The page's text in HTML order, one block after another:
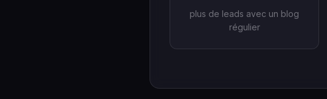
plus de leads avec un blog
régulier